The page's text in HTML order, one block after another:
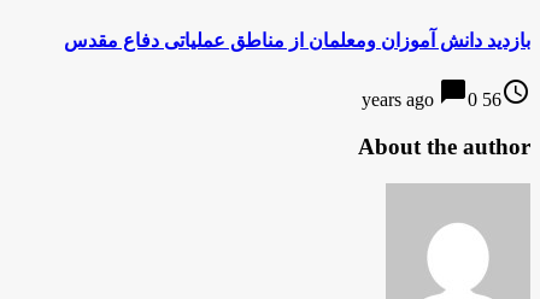
بازدید دانش آموزان ومعلمان از مناطق عملیاتی دفاع مقدس
access_time
56 years ago
chat_bubble0
About the author